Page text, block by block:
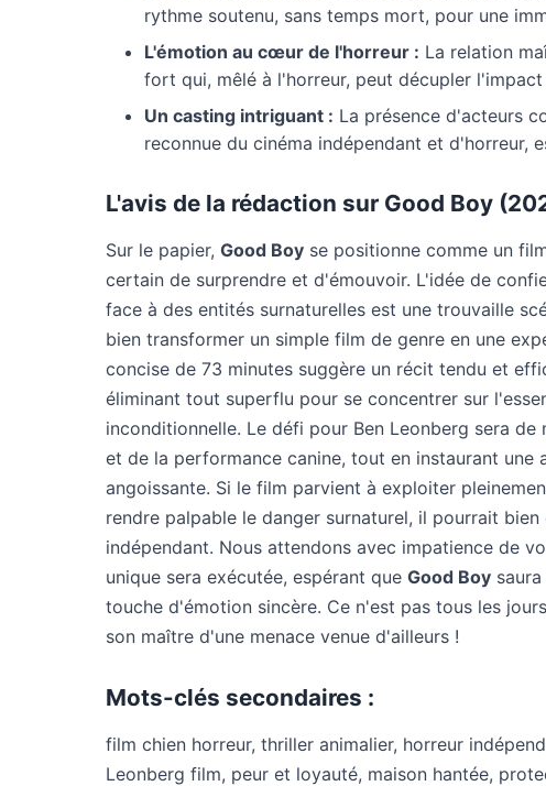
rythme soutenu, sans temps mort, pour une
L'émotion au cœur de l'horreur : La relation
fort qui, mêlé à l'horreur, peut décupler l'impact
Un casting intriguant : La présence d'acteurs
reconnue du cinéma indépendant et d'horreur,
L'avis de la rédaction sur Good Boy
Sur le papier, Good Boy se positionne comme un
certain de surprendre et d'émouvoir. L'idée de
face à des entités surnaturelles est une trouvaille
bien transformer un simple film de genre en une
concise de 73 minutes suggère un récit tendu et
éliminant tout superflu pour se concentrer sur
inconditionnelle. Le défi pour Ben Leonberg sera
et de la performance canine, tout en instaurant une
angoissante. Si le film parvient à exploiter
rendre palpable le danger surnaturel, il pourrait
indépendant. Nous attendons avec impatience de
unique sera exécutée, espérant que Good Boy
touche d'émotion sincère. Ce n'est pas tous les
son maître d'une menace venue d'ailleurs !
Mots-clés secondaires :
film chien horreur, thriller animalier, horreur
Leonberg film, peur et loyauté, maison hantée,